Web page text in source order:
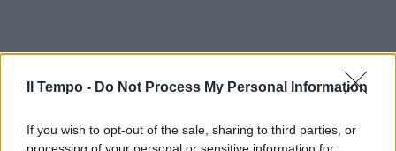
Il Tempo - Do Not Process My Personal Information
If you wish to opt-out of the sale, sharing to third parties, or